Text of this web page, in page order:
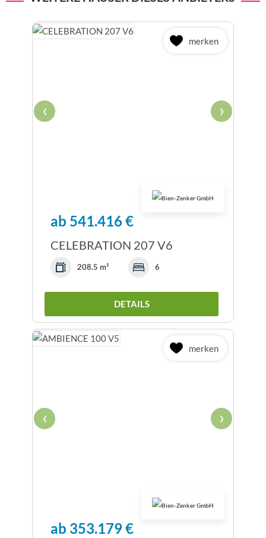
merken
‹ ›
ab 541.416 €
CELEBRATION 207 V6
208.5 m² 6
DETAILS
merken
‹ ›
ab 353.179 €